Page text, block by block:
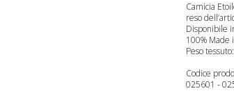
Camicia
reso
Disponibile
100% Made
Peso
Codice
025601 -